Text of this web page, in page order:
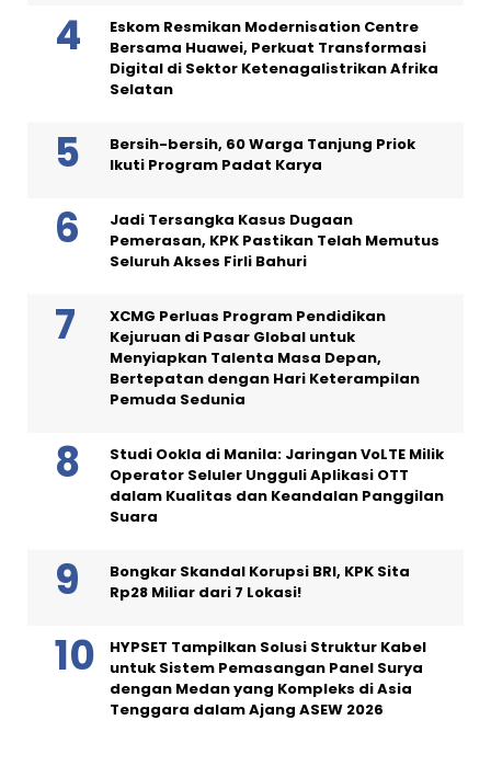
Eskom Resmikan Modernisation Centre
Bersama Huawei, Perkuat Transformasi
Digital di Sektor Ketenagalistrikan Afrika
Selatan
Bersih-bersih, 60 Warga Tanjung Priok
Ikuti Program Padat Karya
Jadi Tersangka Kasus Dugaan
Pemerasan, KPK Pastikan Telah Memutus
Seluruh Akses Firli Bahuri
XCMG Perluas Program Pendidikan
Kejuruan di Pasar Global untuk
Menyiapkan Talenta Masa Depan,
Bertepatan dengan Hari Keterampilan
Pemuda Sedunia
Studi Ookla di Manila: Jaringan VoLTE Milik
Operator Seluler Ungguli Aplikasi OTT
dalam Kualitas dan Keandalan Panggilan
Suara
Bongkar Skandal Korupsi BRI, KPK Sita
Rp28 Miliar dari 7 Lokasi!
HYPSET Tampilkan Solusi Struktur Kabel
untuk Sistem Pemasangan Panel Surya
dengan Medan yang Kompleks di Asia
Tenggara dalam Ajang ASEW 2026